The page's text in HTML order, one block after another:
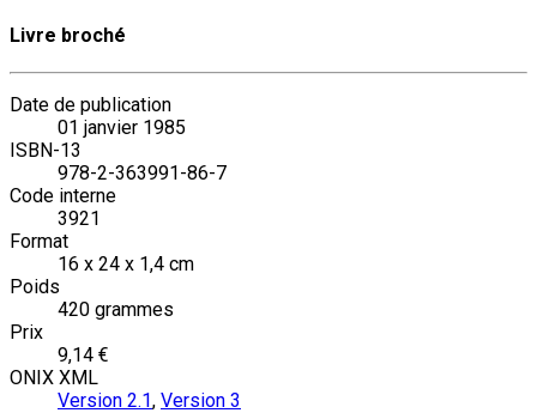
Livre broché
Date de publication
01 janvier 1985
ISBN-13
978-2-363991-86-7
Code interne
3921
Format
16 x 24 x 1,4 cm
Poids
420 grammes
Prix
9,14 €
ONIX XML
Version 2.1, Version 3